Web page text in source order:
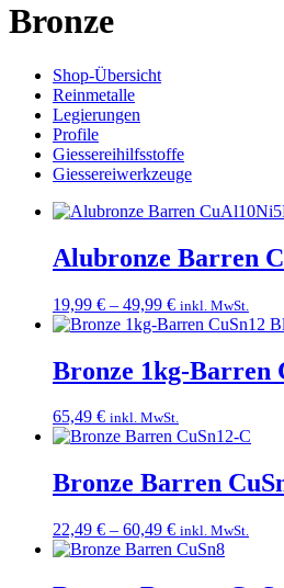
Bronze
Shop-Übersicht
Reinmetalle
Legierungen
Profile
Giessereihilfsstoffe
Giessereiwerkzeuge
Alubronze Barren
19,99 € – 49,99 €Preisspanne:
19,99 €
49,99 €
inkl. MwSt.
Bronze 1kg-Barren
65,49 € inkl. MwSt.
Bronze Barren
22,49 € – 60,49 €Preisspanne:
22,49 €
inkl. MwSt.